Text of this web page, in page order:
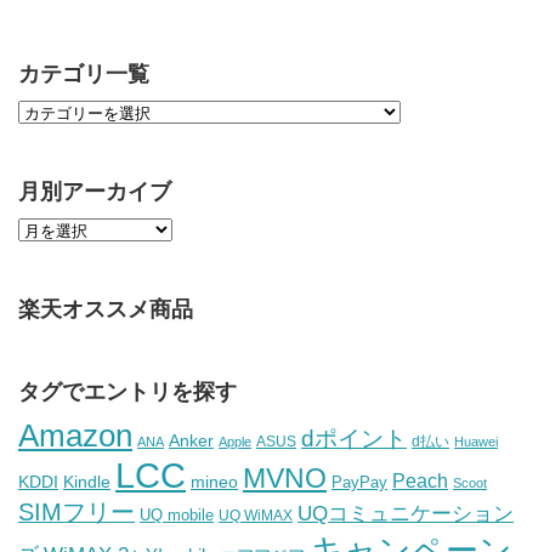
カテゴリ一覧
月別アーカイブ
楽天オススメ商品
タグでエントリを探す
Amazon ANA Anker Apple ASUS dポイント d払い Huawei
KDDI Kindle LCC mineo MVNO PayPay Peach Scoot
SIMフリー UQ mobile UQ WiMAX UQコミュニケーション